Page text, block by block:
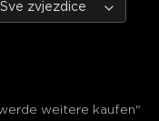
Sve zvjezdice
weitere kaufen"